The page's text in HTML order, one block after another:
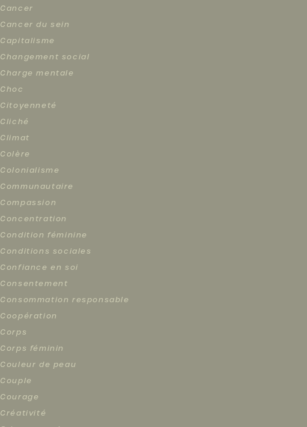
Cancer
Cancer du sein
Capitalisme
Changement social
Charge mentale
Choc
Citoyenneté
Cliché
Climat
Colère
Colonialisme
Communautaire
Compassion
Concentration
Condition féminine
Conditions sociales
Confiance en soi
Consentement
Consommation responsable
Coopération
Corps
Corps féminin
Couleur de peau
Couple
Courage
Créativité